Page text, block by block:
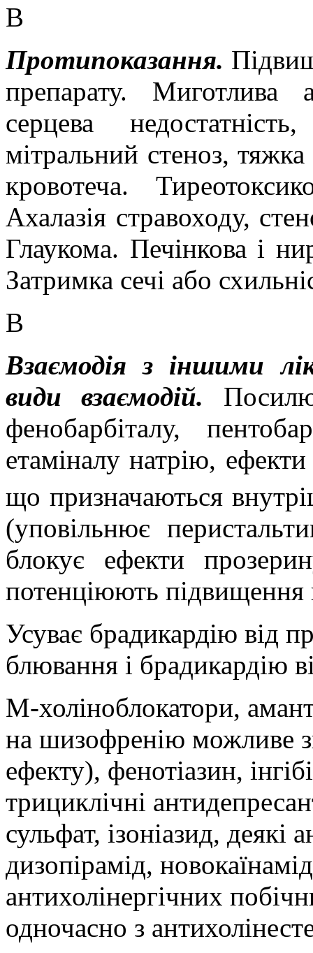
В
Протипоказання.
препарату. Миготлива
серцева
мітральний стеноз, тяжка
кровотеча.
Ахалазія стравоходу,
Глаукома. Печінкова і
Затримка сечі або
В
Взаємодія з іншими
види взаємодій.
фенобарбіталу,
етаміналу натрію, ефекти
що призначаються
(уповільнює
блокує ефекти
потенціюють підвищення
Усуває брадикардію від
блювання і брадикардію
М-холіноблокатори,
на шизофренію можливе
ефекту), фенотіазин,
трициклічні
сульфат, ізоніазид, деякі
дизопірамід, новокаїнамід
антихолінергічних
одночасно з